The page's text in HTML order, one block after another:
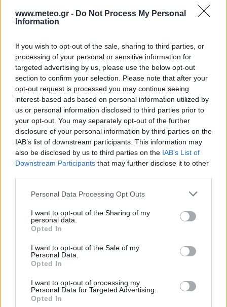
www.meteo.gr - Do Not Process My Personal
Information
If you wish to opt-out of the sale, sharing to third parties, or
processing of your personal or sensitive information for
targeted advertising by us, please use the below opt-out
section to confirm your selection. Please note that after your
opt-out request is processed you may continue seeing
interest-based ads based on personal information utilized by
us or personal information disclosed to third parties prior to
your opt-out. You may separately opt-out of the further
disclosure of your personal information by third parties on the
IAB’s list of downstream participants. This information may
also be disclosed by us to third parties on the IAB’s List of
Downstream Participants that may further disclose it to other
Personal Data Processing Opt Outs
I want to opt-out of the Sharing of my
personal data.
Opted In
I want to opt-out of the Sale of my
Personal Data.
Opted In
I want to opt-out of processing my
Personal Data for Targeted Advertising.
Opted In
15:00
33°C
17%υγρ.
3 Μπφ BA
18:00
34°C
18% υγρ.
2 Μπφ BA
9 Km/h
ΚΑΘΑΡΟΣ
21:00
27°C
33%υγρ.
2 Μπφ ΒΔ
9 Km/h
ΚΑΘΑΡΟΣ
ΤΡΙΤΗ11 ΑΥΓΟΥΣΤΟΥ Ανατολή: 06:29 - Δύση 20:25
00:00
26°C
59%υγρ.
16 Km/h
55%υγρ.
16 Km/h
ΚΑΘΑΡΟΣ
24 °C
46%υγρ.
3 Μπφ BA
28